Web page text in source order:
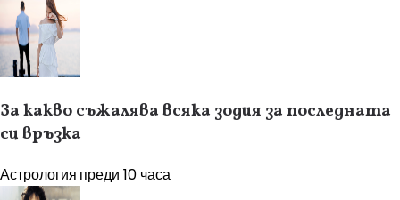
За какво съжалява всяка зодия за последната
си връзка
Астрология преди 10 часа